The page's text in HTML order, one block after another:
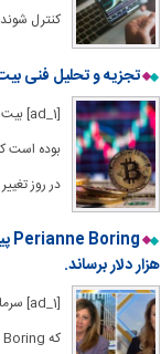
کنترل
تجزیه و تحلیل فنی بیت کوین:
در روز تغییر
هزار دلار برساند.